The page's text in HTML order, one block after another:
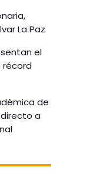
La Paz
el
récord
de
a